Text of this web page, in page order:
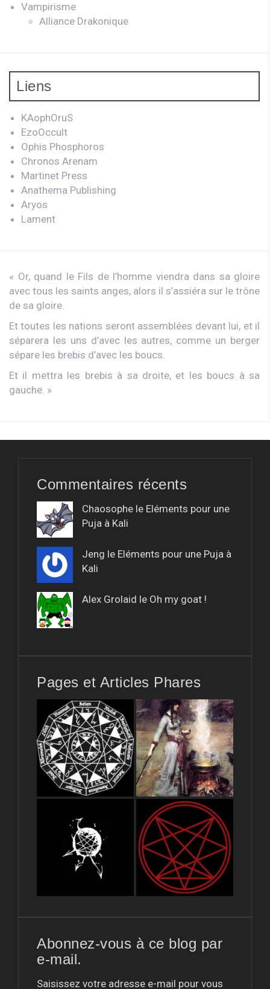
Vampirisme
Alliance Drakonique
Liens
KAophOruS
EzoOccult
Ophis Phosphoros
Chronos Arenam
Martinet Press
Anathema Publishing
Aryos
Lament
« Or, quand le Fils de l’homme viendra dans sa gloire
avec tous les saints anges, alors il s’assiéra sur le trône
de sa gloire.
Et toutes les nations seront assemblées devant lui, et il
séparera les uns d’avec les autres, comme un berger
sépare les brebis d’avec les boucs.
Et il mettra les brebis à sa droite, et les boucs à sa
gauche. »
Commentaires récents
Chaosophe le Eléments pour une
Puja à Kali
Jeng le Eléments pour une Puja à
Kali
Alex Grolaid le Oh my goat !
Pages et Articles Phares
Abonnez-vous à ce blog par
e-mail.
Saisissez votre adresse e-mail pour vous